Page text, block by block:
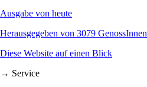
Ausgabe von heute
Herausgegeben von 3079 GenossInnen
Diese Website auf einen Blick
→ Service